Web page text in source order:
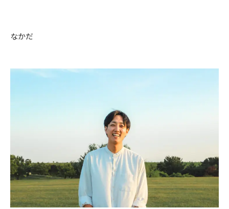
なかだ